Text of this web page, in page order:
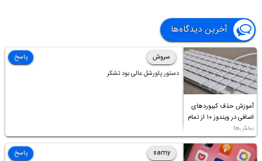
آخرین دیدگاه‌ها
آموزش حذف کیبوردهای
اضافی در ویندوز ۱۰ از تمام
بخش‌ها
سروش
دستور پاورشل عالی بود تشکر
پاسخ
samy
پاسخ